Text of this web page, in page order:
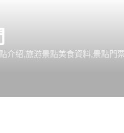
介紹,旅游景點美食資料,景點